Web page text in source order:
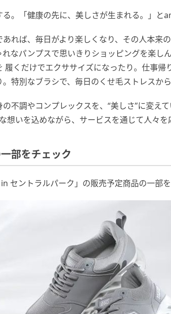
。「健康の先に、美しさが生まれる。」と
れば、毎日がより楽しくなり、その人本来
なパンプスで思いきりショッピングを楽し
履くだけでエクササイズになったり。仕事帰
特別なブラシで、毎日のくせ毛ストレスから
不調やコンプレックスを、“美しさ”に変え
想いを込めながら、サービスを通じて人々を
部をチェック
セントラルパーク」の販売予定商品の一部を